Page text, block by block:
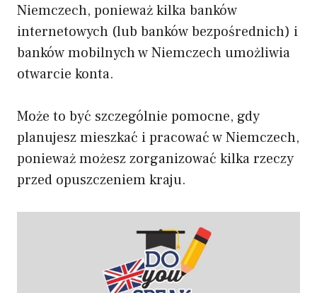
Niemczech, ponieważ kilka banków
internetowych (lub banków bezpośrednich) i
banków mobilnych w Niemczech umożliwia
otwarcie konta.
Może to być szczególnie pomocne, gdy
planujesz mieszkać i pracować w Niemczech,
ponieważ możesz zorganizować kilka rzeczy
przed opuszczeniem kraju.